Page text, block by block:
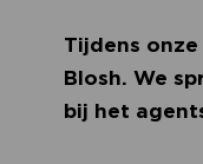
Tijdens
Blosh. We
bij het